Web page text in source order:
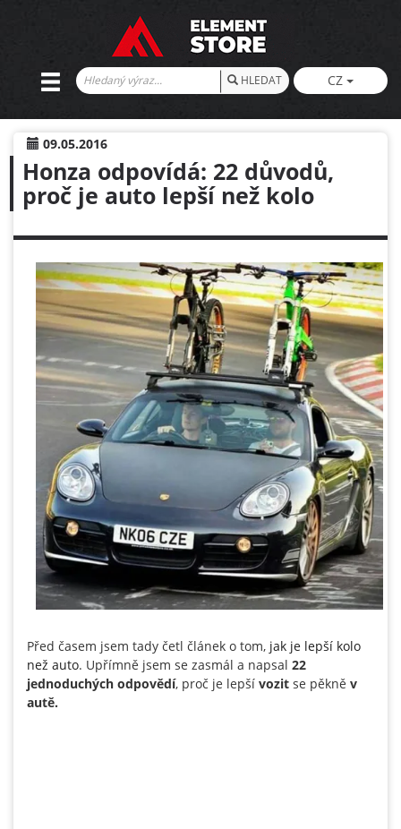
HLEDAT CZ
Honza odpovídá: 22 důvodů,
proč je auto lepší než kolo
09.05.2016
Před časem jsem tady četl článek o tom, jak je lepší kolo
než auto. Upřímně jsem se zasmál a napsal 22
jednoduchých odpovědí, proč je lepší vozit se pěkně v
autě.